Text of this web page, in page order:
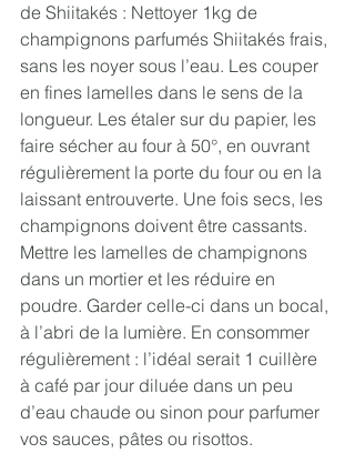
de Shiitakés : Nettoyer 1kg de
champignons parfumés Shiitakés frais,
sans les noyer sous l’eau. Les couper
en fines lamelles dans le sens de la
longueur. Les étaler sur du papier, les
faire sécher au four à 50°, en ouvrant
régulièrement la porte du four ou en la
laissant entrouverte. Une fois secs, les
champignons doivent être cassants.
Mettre les lamelles de champignons
dans un mortier et les réduire en
poudre. Garder celle-ci dans un bocal,
à l’abri de la lumière. En consommer
régulièrement : l’idéal serait 1 cuillère
à café par jour diluée dans un peu
d’eau chaude ou sinon pour parfumer
vos sauces, pâtes ou risottos.